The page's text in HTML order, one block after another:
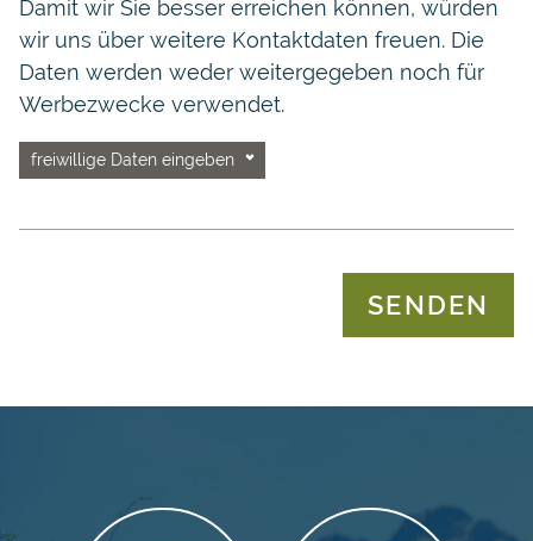
Damit wir Sie besser erreichen können, würden
wir uns über weitere Kontaktdaten freuen. Die
Daten werden weder weitergegeben noch für
Werbezwecke verwendet.
freiwillige Daten eingeben
SENDEN